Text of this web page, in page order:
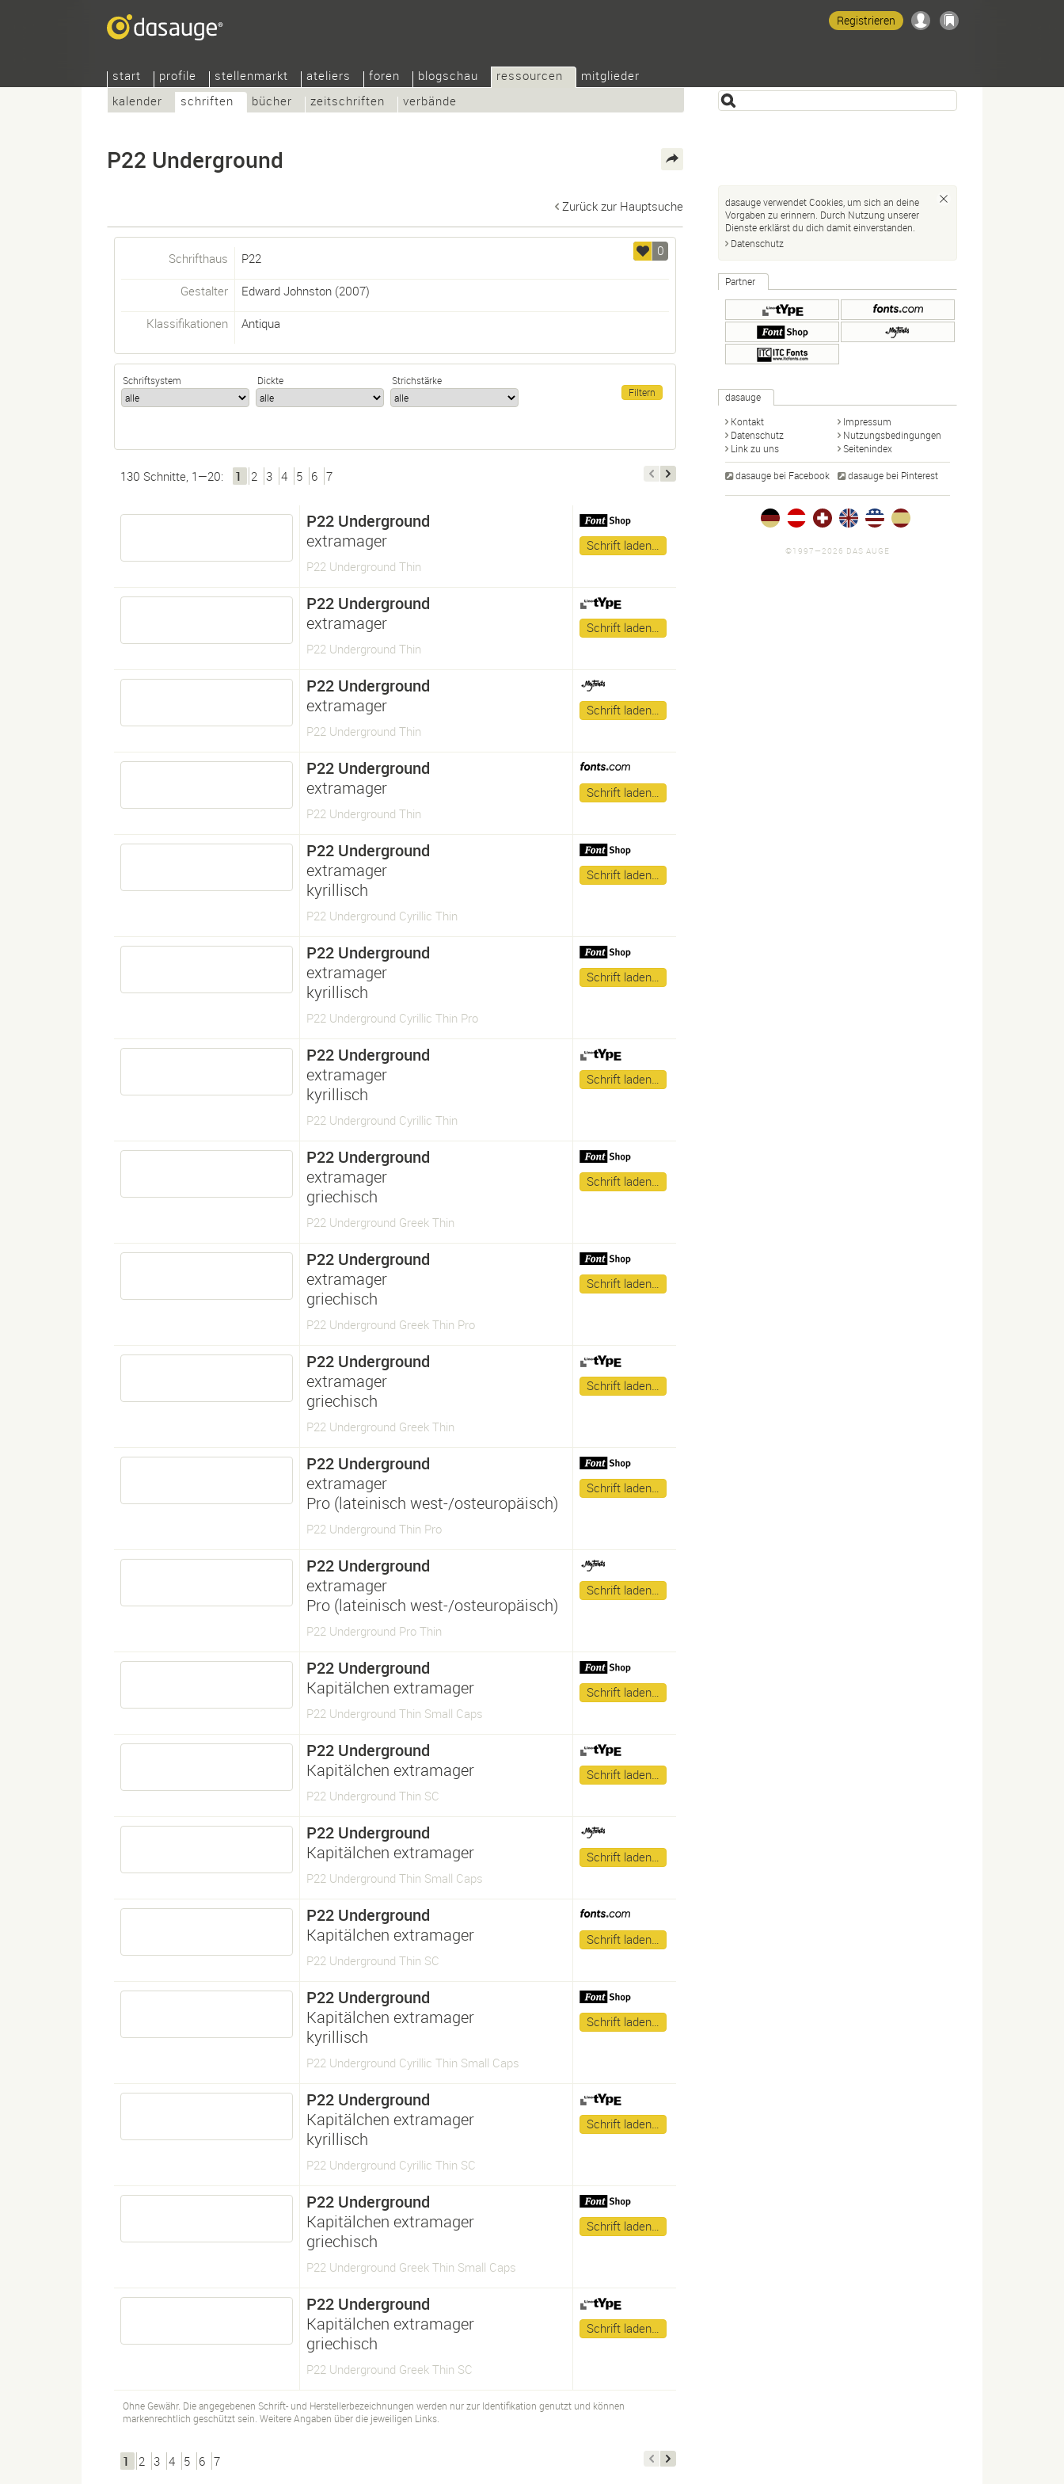
start profile stellenmarkt ateliers foren blogschau
ressourcen
kalender
schriften bücher zeitschriften verbände
mitglieder
Registrieren
P22 Underground
Zurück zur Hauptsuche
0
Schrifthaus P22
Gestalter Edward Johnston(2007)
Klassifikationen Antiqua
Schriftsystem Dickte Strichstärke
130 Schnitte, 1—20: 1 2 3 4 5 6 7
P22 Underground
extramager
P22 Underground Thin
Schrift laden…
P22 Underground
extramager
P22 Underground Thin
Schrift laden…
P22 Underground
extramager
P22 Underground Thin
Schrift laden…
P22 Underground
extramager
P22 Underground Thin
Schrift laden…
P22 Underground
extramager
kyrillisch
P22 Underground Cyrillic Thin
Schrift laden…
P22 Underground
extramager
kyrillisch
P22 Underground Cyrillic Thin Pro
Schrift laden…
P22 Underground
extramager
kyrillisch
P22 Underground Cyrillic Thin
Schrift laden…
P22 Underground
extramager
griechisch
P22 Underground Greek Thin
Schrift laden…
P22 Underground
extramager
griechisch
P22 Underground Greek Thin Pro
Schrift laden…
P22 Underground
extramager
griechisch
P22 Underground Greek Thin
Schrift laden…
P22 Underground
extramager
Pro (lateinisch west-/osteuropäisch)
P22 Underground Thin Pro
Schrift laden…
P22 Underground
extramager
Pro (lateinisch west-/osteuropäisch)
P22 Underground Pro Thin
Schrift laden…
P22 Underground
Kapitälchen extramager
P22 Underground Thin Small Caps
Schrift laden…
P22 Underground
Kapitälchen extramager
P22 Underground Thin SC
Schrift laden…
P22 Underground
Kapitälchen extramager
P22 Underground Thin Small Caps
Schrift laden…
P22 Underground
Kapitälchen extramager
P22 Underground Thin SC
Schrift laden…
P22 Underground
Kapitälchen extramager
kyrillisch
P22 Underground Cyrillic Thin Small Caps
Schrift laden…
P22 Underground
Kapitälchen extramager
kyrillisch
P22 Underground Cyrillic Thin SC
Schrift laden…
P22 Underground
Kapitälchen extramager
griechisch
P22 Underground Greek Thin Small Caps
Schrift laden…
P22 Underground
Kapitälchen extramager
griechisch
P22 Underground Greek Thin SC
Schrift laden…
Ohne Gewähr. Die angegebenen Schrift- und Herstellerbezeichnungen werden nur zur Identifikation genutzt und können
markenrechtlich geschützt sein. Weitere Angaben über die jeweiligen Links.
1 2 3 4 5 6 7
dasauge verwendet Cookies, um sich an deine
Vorgaben zu erinnern. Durch Nutzung unserer
Dienste erklärst du dich damit einverstanden.
Datenschutz
Partner
dasauge
Kontakt
Impressum
Datenschutz
Nutzungsbedingungen
Link zu uns
Seitenindex
dasauge bei Facebook dasauge bei Pinterest
©1997—2026 DAS AUGE